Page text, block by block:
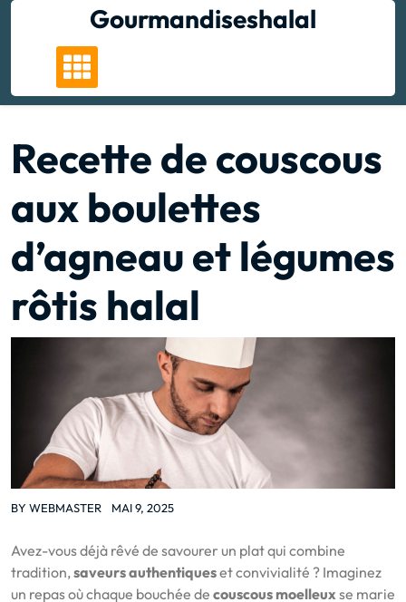
Gourmandiseshalal
Recette de couscous
aux boulettes
d’agneau et légumes
rôtis halal
BY WEBMASTER MAI 9, 2025
Avez-vous déjà rêvé de savourer un plat qui combine
tradition, saveurs authentiqueset convivialité ? Imaginez
un repas où chaque bouchée de couscous moelleux se marie